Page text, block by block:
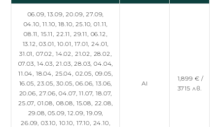
06.09,13.09,20.09,27.09,
04.10,11.10,18.10,25.10,01.11,
08.11, 15.11, 22.11, 29.11, 06.12,
13.12,03.01,10.01,17.01,24.01,
31.01, 07.02, 14.02, 21.02, 28.02,
07.03,14.03,21.03,28.03,04.04,
11.04, 18.04, 25.04, 02.05, 09.05,
16.05,23.05,30.05,06.06,13.06,
20.06,27.06,04.07,11.07,18.07,
25.07, 01.08, 08.08, 15.08, 22.08,
29.08,05.09,12.09,19.09,
26.09, 03.10, 10.10, 17.10, 24.10,
AI
1,899 € /
3715 лв.